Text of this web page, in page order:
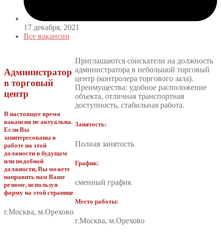
17 декабря, 2021
Все вакансии
Администратор
в торговый
центр
В настоящее время
вакансия не актуальна.
Если Вы
заинтересованы в
работе на этой
должности в будущем
или подобной
должности, Вы можете
направить нам Ваше
резюме, используя
форму на этой странице
г.Москва, м.Орехово
Приглашаются соискатели на должность
администратора в небольшой торговый
центр (контролера торгового зала).
Преимущества: удобное расположение
объекта, отличная транспортная
доступность, стабильная работа.
Занятость:
Полная занятость
График:
сменный график
Место работы:
г.Москва, м.Орехово